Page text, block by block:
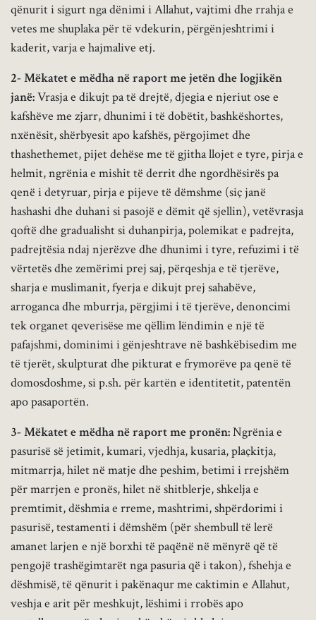
qënurit i sigurt nga dënimi i Allahut, vajtimi dhe rrahja e
vetes me shuplaka për të vdekurin, përgënjeshtrimi i
kaderit, varja e hajmalive etj.
2- Mëkatet e mëdha në raport me jetën dhe logjikën
janë:Vrasja e dikujt pa të drejtë, djegia e njeriut ose e
kafshëve me zjarr, dhunimi i të dobëtit, bashkëshortes,
nxënësit, shërbyesit apo kafshës, përgojimet dhe
thashethemet, pijet dehëse me të gjitha llojet e tyre, pirja e
helmit, ngrënia e mishit të derrit dhe ngordhësirës pa
qenë i detyruar, pirja e pijeve të dëmshme (siç janë
hashashi dhe duhani si pasojë e dëmit që sjellin), vetëvrasja
qoftë dhe gradualisht si duhanpirja, polemikat e padrejta,
padrejtësia ndaj njerëzve dhe dhunimi i tyre, refuzimi i të
vërtetës dhe zemërimi prej saj, përqeshja e të tjerëve,
sharja e muslimanit, fyerja e dikujt prej sahabëve,
arroganca dhe mburrja, përgjimi i të tjerëve, denoncimi
tek organet qeverisëse me qëllim lëndimin e një të
pafajshmi, dominimi i gënjeshtrave në bashkëbisedim me
të tjerët, skulpturat dhe pikturat e frymorëve pa qenë të
domosdoshme, si p.sh. për kartën e identitetit, patentën
apo pasaportën.
3- Mëkatet e mëdha në raport me pronën:Ngrënia e
pasurisë së jetimit, kumari, vjedhja, kusaria, plaçkitja,
mitmarrja, hilet në matje dhe peshim, betimi i rrejshëm
për marrjen e pronës, hilet në shitblerje, shkelja e
premtimit, dëshmia e rreme, mashtrimi, shpërdorimi i
pasurisë, testamenti i dëmshëm (për shembull të lerë
amanet larjen e një borxhi të paqënë në mënyrë që të
pengojë trashëgimtarët nga pasuria që i takon), fshehja e
dëshmisë, të qënurit i pakënaqur me caktimin e Allahut,
veshja e arit për meshkujt, lëshimi i rrobës apo